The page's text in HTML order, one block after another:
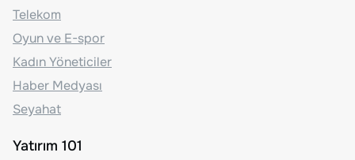
Telekom
Oyun ve E-spor
Kadın Yöneticiler
Haber Medyası
Seyahat
Yatırım 101